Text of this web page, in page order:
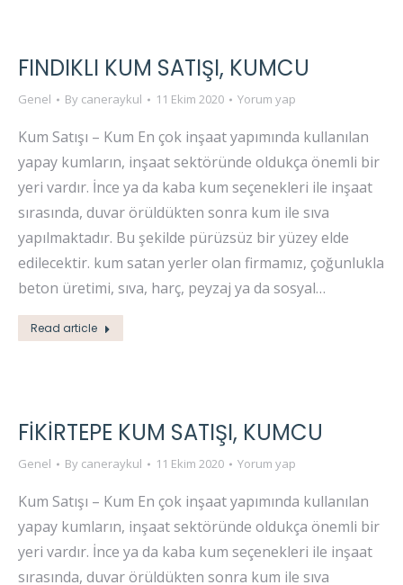
FINDIKLI KUM SATIŞI, KUMCU
Genel By caneraykul 11 Ekim 2020 Yorum yap
Kum Satışı – Kum En çok inşaat yapımında kullanılan
yapay kumların, inşaat sektöründe oldukça önemli bir
yeri vardır. İnce ya da kaba kum seçenekleri ile inşaat
sırasında, duvar örüldükten sonra kum ile sıva
yapılmaktadır. Bu şekilde pürüzsüz bir yüzey elde
edilecektir. kum satan yerler olan firmamız, çoğunlukla
beton üretimi, sıva, harç, peyzaj ya da sosyal…
Read article
FIKIRTEPE KUM SATIŞI, KUMCU
Genel By caneraykul 11 Ekim 2020 Yorum yap
Kum Satışı – Kum En çok inşaat yapımında kullanılan
yapay kumların, inşaat sektöründe oldukça önemli bir
yeri vardır. İnce ya da kaba kum seçenekleri ile inşaat
sırasında, duvar örüldükten sonra kum ile sıva